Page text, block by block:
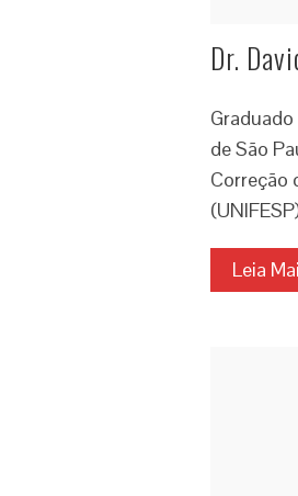
Dr.
de São
Correção
Leia